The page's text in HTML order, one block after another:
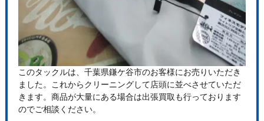
このタックルは、千葉県鎌ケ谷市のお客様にお売りいただき
ました。これからクリーニングして店頭に並べさせていただ
きます。商品が大量にある場合は出張買取も行っております
のでご相談ください。